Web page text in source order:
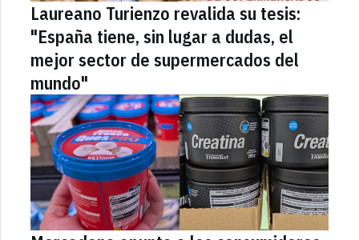
Laureano Turienzo revalida su tesis:
"España tiene, sin lugar a dudas, el
mejor sector de supermercados del
mundo"